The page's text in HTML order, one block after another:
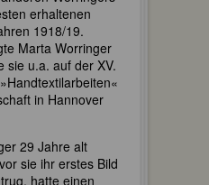
erhaltenen
1918/19.
Marta Worringer
sie u.a. auf der XV.
in Hannover
29 Jahre alt
sie ihr erstes Bild
hatte einen